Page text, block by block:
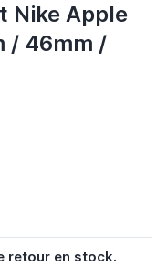
Nike Apple
/ 46mm /
retour en stock.